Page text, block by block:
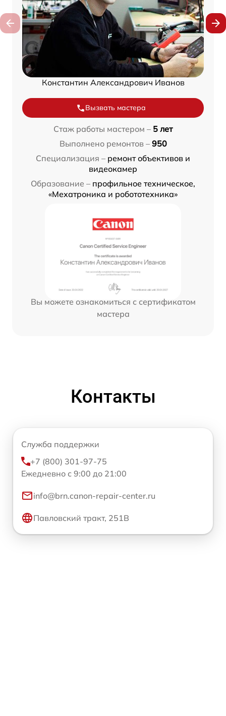
Константин Александрович Иванов
Вызвать мастера
Стаж работы мастером – 5 лет
Выполнено ремонтов – 950
Специализация – ремонт объективов и
видеокамер
Образование – профильное техническое,
«Мехатроника и робототехника»
Вы можете ознакомиться с сертификатом
мастера
Контакты
Служба поддержки
+7 (800) 301-97-75
Ежедневно с 9:00 до 21:00
info@brn.canon-repair-center.ru
Павловский тракт, 251В